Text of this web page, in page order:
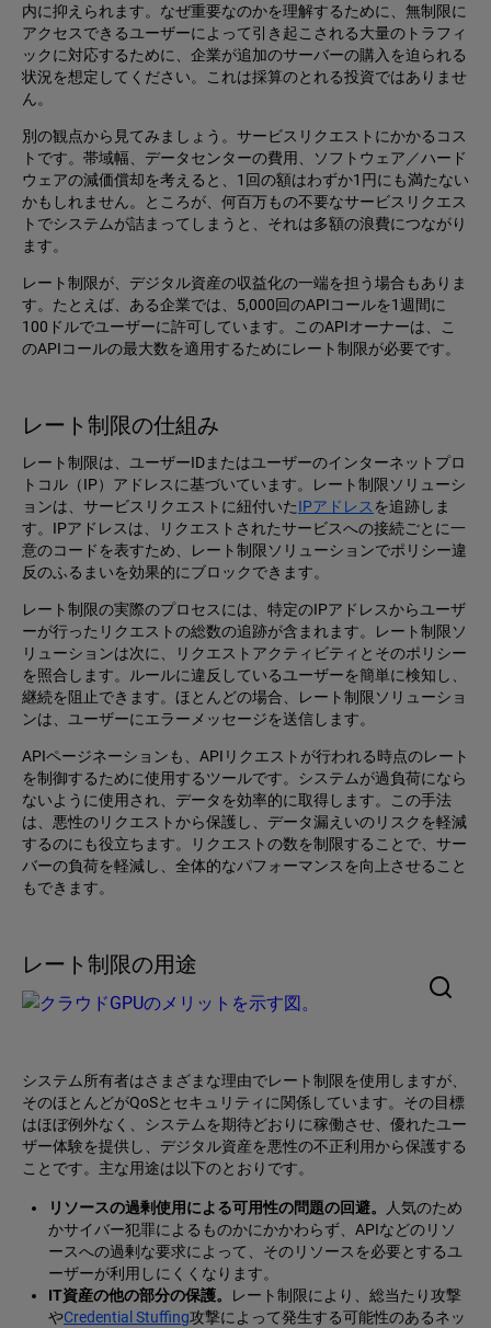
内に抑えられます。なぜ重要なのかを理解するために、無制限に
アクセスできるユーザーによって引き起こされる大量のトラフィ
ックに対応するために、企業が追加のサーバーの購入を迫られる
状況を想定してください。これは採算のとれる投資ではありませ
ん。
別の観点から見てみましょう。サービスリクエストにかかるコス
トです。帯域幅、データセンターの費用、ソフトウェア／ハード
ウェアの減価償却を考えると、1回の額はわずか1円にも満たない
かもしれません。ところが、何百万もの不要なサービスリクエス
トでシステムが詰まってしまうと、それは多額の浪費につながり
ます。
レート制限が、デジタル資産の収益化の一端を担う場合もありま
す。たとえば、ある企業では、5,000回のAPIコールを1週間に
100ドルでユーザーに許可しています。このAPIオーナーは、こ
のAPIコールの最大数を適用するためにレート制限が必要です。
レート制限の仕組み
レート制限は、ユーザーIDまたはユーザーのインターネットプロ
トコル（IP）アドレスに基づいています。レート制限ソリューシ
ョンは、サービスリクエストに紐付いたIPアドレス を追跡しま
す。IPアドレスは、リクエストされたサービスへの接続ごとに一
意のコードを表すため、レート制限ソリューションでポリシー違
反のふるまいを効果的にブロックできます。
レート制限の実際のプロセスには、特定のIPアドレスからユーザ
ーが行ったリクエストの総数の追跡が含まれます。レート制限ソ
リューションは次に、リクエストアクティビティとそのポリシー
を照合します。ルールに違反しているユーザーを簡単に検知し、
継続を阻止できます。ほとんどの場合、レート制限ソリューショ
ンは、ユーザーにエラーメッセージを送信します。
APIページネーションも、APIリクエストが行われる時点のレート
を制御するために使用するツールです。システムが過負荷になら
ないように使用され、データを効率的に取得します。この手法
は、悪性のリクエストから保護し、データ漏えいのリスクを軽減
するのにも役立ちます。リクエストの数を制限することで、サー
バーの負荷を軽減し、全体的なパフォーマンスを向上させること
もできます。
レート制限の用途
システム所有者はさまざまな理由でレート制限を使用しますが、
そのほとんどがQoSとセキュリティに関係しています。その目標
はほぼ例外なく、システムを期待どおりに稼働させ、優れたユー
ザー体験を提供し、デジタル資産を悪性の不正利用から保護する
ことです。主な用途は以下のとおりです。
リソースの過剰使用による可用性の問題の回避。
人気のため
かサイバー犯罪によるものかにかかわらず、APIなどのリソ
ースへの過剰な要求によって、そのリソースを必要とするユ
ーザーが利用しにくくなります。
IT資産の他の部分の保護。
レート制限により、総当たり攻撃
やCredential Stuffing攻撃によって発生する可能性のあるネッ